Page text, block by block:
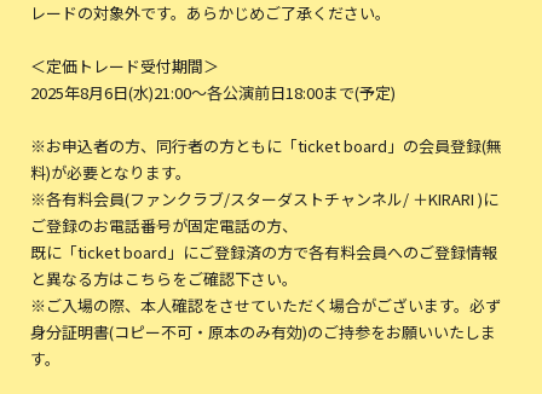
レードの対象外です。あらかじめご了承ください。
＜定価トレード受付期間＞
2025年8月6日(水)21:00～各公演前日18:00まで(予定)
※お申込者の方、同行者の方ともに「ticket board」の会員登録(無
料)が必要となります。
※各有料会員(ファンクラブ/スターダストチャンネル/ ＋KIRARI )に
ご登録のお電話番号が固定電話の方、
既に「ticket board」にご登録済の方で各有料会員へのご登録情報
と異なる方はこちらをご確認下さい。
※ご入場の際、本人確認をさせていただく場合がございます。必ず
身分証明書(コピー不可・原本のみ有効)のご持参をお願いいたしま
す。